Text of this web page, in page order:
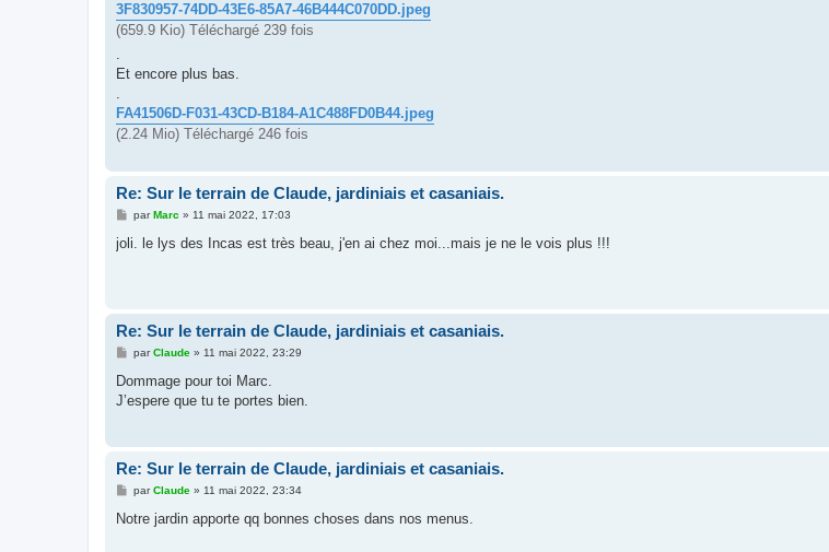
3F830957-74DD-43E6-85A7-46B444C070DD.jpeg
(659.9 Kio) Téléchargé 239 fois
.
Et encore plus bas.
.
FA41506D-F031-43CD-B184-A1C488FD0B44.jpeg
(2.24 Mio) Téléchargé 246 fois
Re: Sur le terrain de Claude, jardiniais et casaniais.
M
s
parMarc » 11 mai 2022, 17:03
joli. le lys des Incas est très beau, j'en ai chez moi...mais je ne le vois plus !!!
Re: Sur le terrain de Claude, jardiniais et casaniais.
M
s
a
parClaude» 11 mai 2022, 23:29
Dommage pour toi Marc.
J’espere que tu te portes bien.
Re: Sur le terrain de Claude, jardiniais et casaniais.
M
s
parClaude» 11 mai 2022, 23:34
Notre jardin apporte qq bonnes choses dans nos menus.